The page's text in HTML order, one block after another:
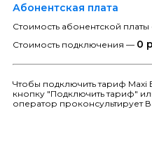
Абонентская плата
Стоимость абонентской платы
Стоимость подключения — 0
Чтобы подключить тариф Maxi
кнопку "Подключить тариф"
оператор проконсультирует